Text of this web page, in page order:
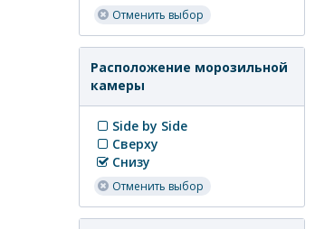
Отменить выбор
Расположение морозильной
камеры
Side by Side
Сверху
Снизу
Отменить выбор